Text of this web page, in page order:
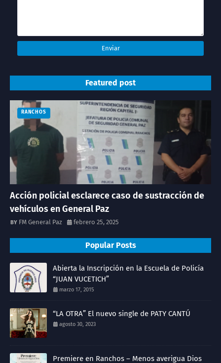
Featured post
RANCHOS
Acción policial esclarece caso de sustracción de
vehículos en General Paz
FM General Paz febrero 25, 2025
Popular Posts
Abierta la Inscripción en la Escuela de Policía
“JUAN VUCETICH”
marzo 17, 2015
“LA OTRA” El nuevo single de PATY CANTÚ
agosto 30, 2023
Premiere en Ranchos – Menos averigua Dios